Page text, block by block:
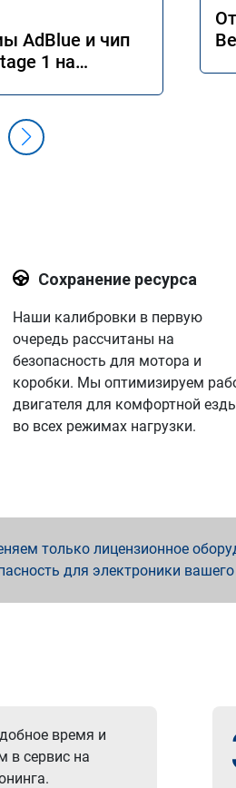
AdBlue и чип
1 на
Сохранение ресурса
Наши калибровки в первую
очередь рассчитаны на
безопасность для мотора и
коробки. Мы оптимизируем
двигателя для комфортной
во всех режимах нагрузки.
только лицензионное
для электроники
время и
в сервис на